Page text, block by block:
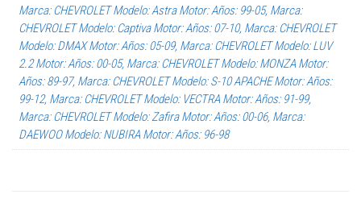
Marca: CHEVROLET Modelo: Astra Motor: Años: 99-05, Marca:
CHEVROLET Modelo: Captiva Motor: Años: 07-10, Marca: CHEVROLET
Modelo: DMAX Motor: Años: 05-09, Marca: CHEVROLET Modelo: LUV
2.2 Motor: Años: 00-05, Marca: CHEVROLET Modelo: MONZA Motor:
Años: 89-97, Marca: CHEVROLET Modelo: S-10 APACHE Motor: Años:
99-12, Marca: CHEVROLET Modelo: VECTRA Motor: Años: 91-99,
Marca: CHEVROLET Modelo: Zafira Motor: Años: 00-06, Marca:
DAEWOO Modelo: NUBIRA Motor: Años: 96-98